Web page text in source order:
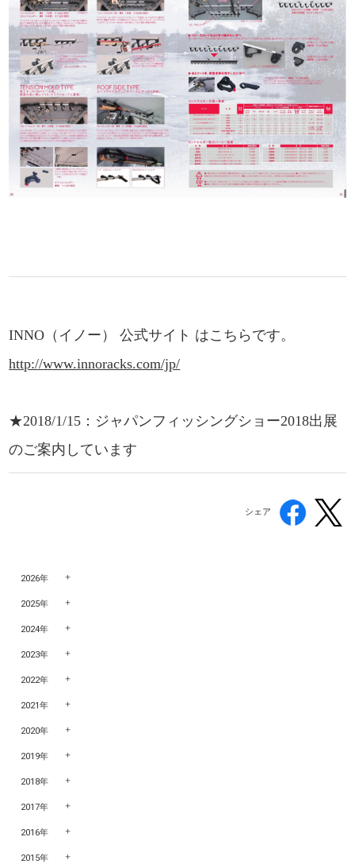
INNO（イノー） 公式サイト はこちらです。
http://www.innoracks.com/jp/
★2018/1/15：ジャパンフィッシングショー2018出展
のご案内しています
シェア
2026年
2025年
2024年
2023年
2022年
2021年
2020年
2019年
2018年
2017年
2016年
2015年